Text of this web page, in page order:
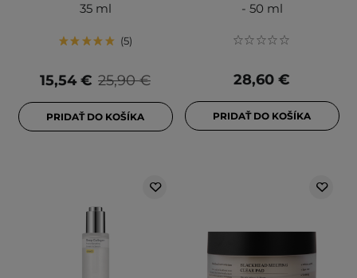
35 ml
5
25,90 €
15,54 €
PRIDAŤ DO KOŠÍKA
- 50 ml
28,60 €
PRIDAŤ DO KOŠÍKA